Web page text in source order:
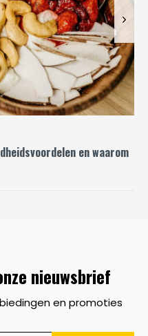
en waarom
nieuwsbrief
en promoties